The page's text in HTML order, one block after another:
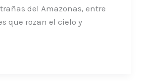
del Amazonas, entre
que rozan el cielo y